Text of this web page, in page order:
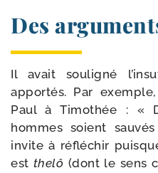
Des
Il avait sou­li­gné
appor­tés. Par
Paul à Timothée : «
hommes soient
invite à réflé­chir
est the­lô (dont le sens